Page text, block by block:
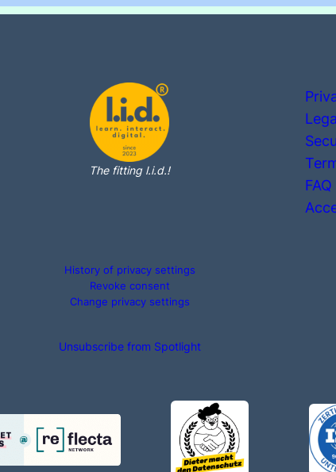
The fitting l.i.d.!
FAQ
History of privacy settings
Revoke consent
Change privacy settings
Unsubscribe from Spotlight